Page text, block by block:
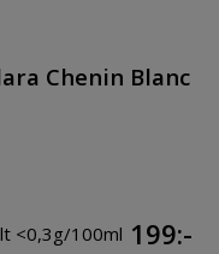
Chenin Blanc
<0,3g/100ml 199:-